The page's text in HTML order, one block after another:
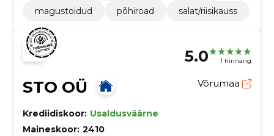
magustoidud
põhiroad salat/riisikauss
5.0 1 hinnang
STO OÜ Võrumaa
Krediidiskoor: Usaldusväärne
Maineskoor: 2410